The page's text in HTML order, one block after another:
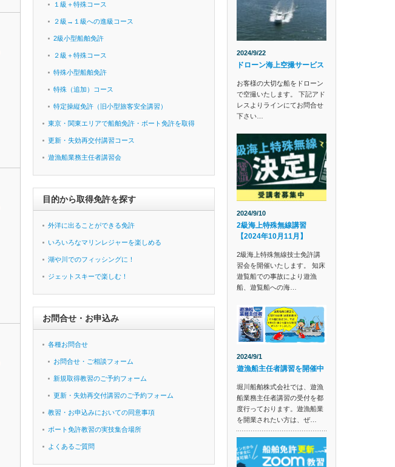
１級＋特殊コース
２級→１級への進級コース
2級小型船舶免許
２級＋特殊コース
特殊小型船舶免許
特殊（追加）コース
特定操縦免許（旧小型旅客安全講習）
東京・関東エリアで船舶免許・ボート免許を取得
更新・失効再交付講習コース
遊漁船業務主任者講習会
目的から取得免許を探す
外洋に出ることができる免許
いろいろなマリンレジャーを楽しめる
湖や川でのフィッシングに！
ジェットスキーで楽しむ！
お問合せ・お申込み
各種お問合せ
お問合せ・ご相談フォーム
新規取得教習のご予約フォーム
更新・失効再交付講習のご予約フォーム
教習・お申込みにおいての同意事項
ボート免許教習の実技集合場所
よくあるご質問
2024/9/22
ドローン海上空撮サービス
お客様の大切な船をドローン
で空撮いたします。 下記アド
レスよりラインにてお問合せ
下さい…
2024/9/10
2級海上特殊無線講習
【2024年10月11月】
2級海上特殊無線技士免許講
習会を開催いたします。 知床
遊覧船での事故により遊漁
船、遊覧船への海…
2024/9/1
遊漁船主任者講習を開催中
堀川船舶株式会社では、遊漁
船業務主任者講習の受付を都
度行っております。遊漁船業
を開業されたい方は、ぜ…